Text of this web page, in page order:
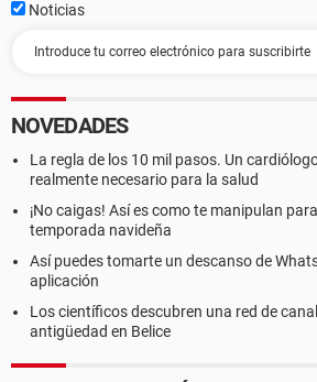
Noticias
NOVEDADES
La regla de los 10 mil pasos. Un
realmente necesario para la salud
¡No caigas! Así es como te manipulan
temporada navideña
Así puedes tomarte un descanso de
aplicación
Los científicos descubren una red de
antigüedad en Belice